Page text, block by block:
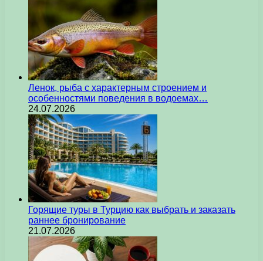
Ленок, рыба с характерным строением и
особенностями поведения в водоемах…
24.07.2026
Горящие туры в Турцию как выбрать и заказать
раннее бронирование
21.07.2026